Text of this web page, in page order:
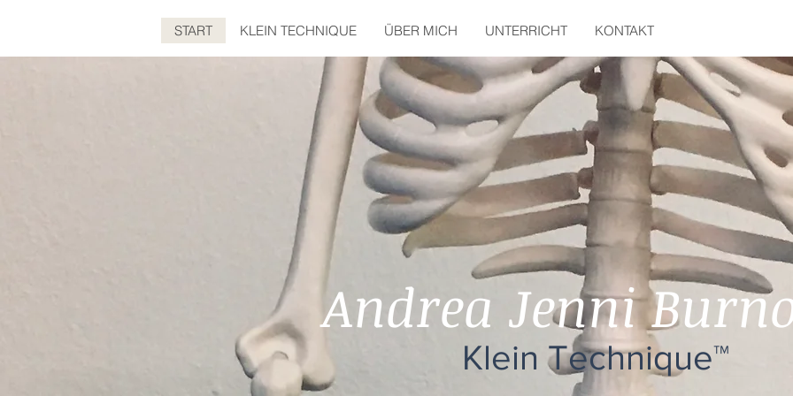
START KLEIN TECHNIQUE ÜBER MICH UNTERRICHT KONTAKT
Andrea Jenni
Klein Technique™